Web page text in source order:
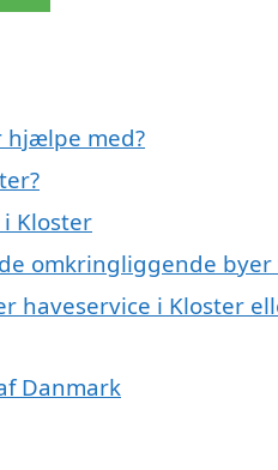
hjælpe med?
Kloster
omkringliggende byer
haveservice i Kloster
Danmark